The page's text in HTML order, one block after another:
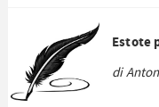
Estote
di